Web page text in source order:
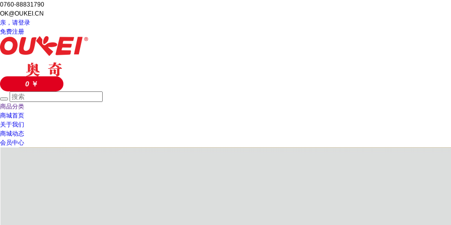
0760-88831790
OK@OUKEI.CN
亲，请登录
免费注册
0 ￥
商品分类
商城首页
关于我们
商城动态
会员中心